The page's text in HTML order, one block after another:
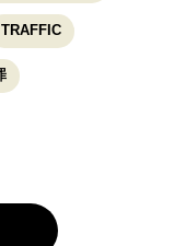
TRAFFIC